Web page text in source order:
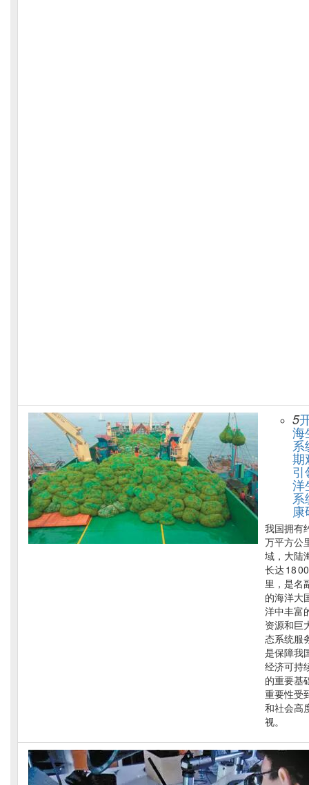
5
海
系
期
引
洋
系
康
我国拥有
万平方公
域，大陆
长达 18
里，是名
的海洋大
洋中丰富
资源和巨
态系统服
是保障我
经济可持
的重要基
重要性受
和社会高
视。